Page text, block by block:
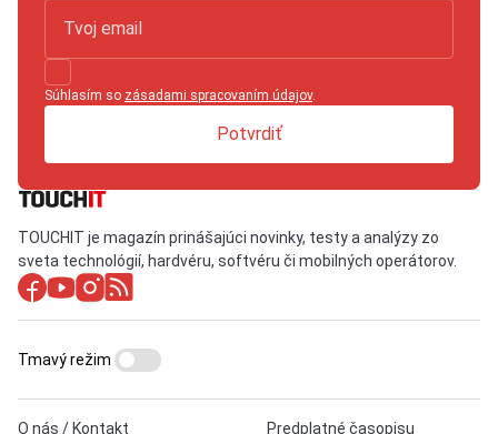
Súhlasím so zásadami spracovaním údajov.
Potvrdiť
TOUCHIT je magazín prinášajúci novinky, testy a analýzy zo
sveta technológií, hardvéru, softvéru či mobilných operátorov.
O nás / Kontakt Predplatné časopisu
Tmavý režim